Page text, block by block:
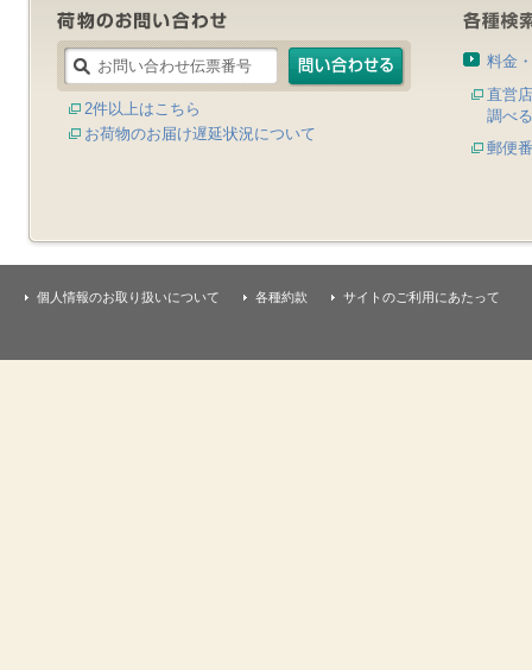
2件以上はこちら
お荷物のお届け遅延状況について
料金
直営
調べる
郵便
個人情報のお取り扱いについて 各種約款 サイトのご利用にあたって